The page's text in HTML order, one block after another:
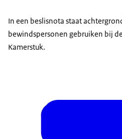
In een beslisnota staat
bewindspersonen gebruiken bij
Kamerstuk.